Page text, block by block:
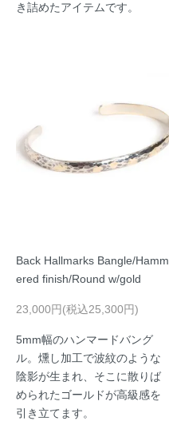
き詰めたアイテムです。
Back Hallmarks Bangle/Hamm
ered finish/Round w/gold
23,000円(税込25,300円)
5mm幅のハンマードバング
ル。燻し加工で波紋のような
陰影が生まれ、そこに散りば
められたゴールドが高級感を
引き立てます。